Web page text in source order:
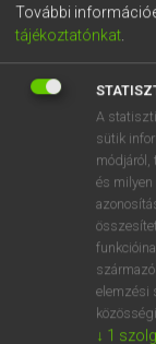
Európai
Van
További
tájékoztatónkat.
A
sütik
módjáról,
és milyen
elemzési
↓ 1
t z
g h j
n